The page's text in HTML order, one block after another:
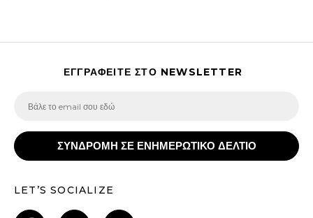
ΕΓΓΡΑΦΕΙΤΕ ΣΤΟ NEWSLETTER
ΣΥΝΔΡΟΜΗ ΣΕ ΕΝΗΜΕΡΩΤΙΚΟ ΔΕΛΤΙΟ
LET’S SOCIALIZE